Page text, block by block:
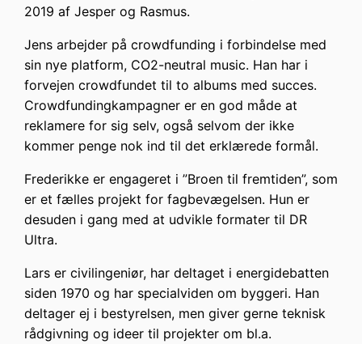
2019 af Jesper og Rasmus.
Jens arbejder på crowdfunding i forbindelse med
sin nye platform, CO2-neutral music. Han har i
forvejen crowdfundet til to albums med succes.
Crowdfundingkampagner er en god måde at
reklamere for sig selv, også selvom der ikke
kommer penge nok ind til det erklærede formål.
Frederikke er engageret i ”Broen til fremtiden”, som
er et fælles projekt for fagbevægelsen. Hun er
desuden i gang med at udvikle formater til DR
Ultra.
Lars er civilingeniør, har deltaget i energidebatten
siden 1970 og har specialviden om byggeri. Han
deltager ej i bestyrelsen, men giver gerne teknisk
rådgivning og ideer til projekter om bl.a.